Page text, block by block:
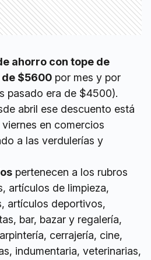
ahorro con tope de
$5600 por mes y por
pasado era de $4500).
abril ese descuento está
en comercios
a las verdulerías y
pertenecen a los rubros
artículos de limpieza,
artículos deportivos,
bar, bazar y regalería,
cerrajería, cine,
indumentaria, veterinarias,